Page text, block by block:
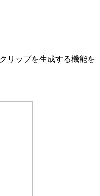
リップを生成する機能を